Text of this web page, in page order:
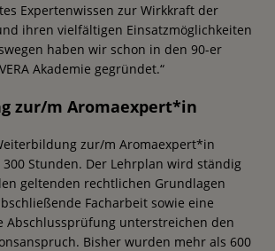
Expertenwissen zur Wirkkraft der
ihren vielfältigen Einsatzmöglichkeiten
haben wir schon in den 90-er
Akademie gegründet.“
zur/m Aromaexpert*in
zur/m Aromaexpert*in
Stunden. Der Lehrplan wird ständig
geltenden rechtlichen Grundlagen
Facharbeit sowie eine
Abschlussprüfung unterstreichen den
Bisher wurden mehr als 600